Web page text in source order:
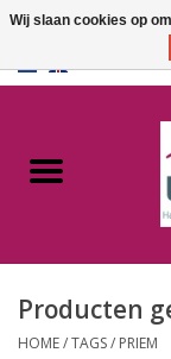
Catalogus
FAQ
Producten
HOME/TAGS/ PRIEM
Wij slaan cookies op